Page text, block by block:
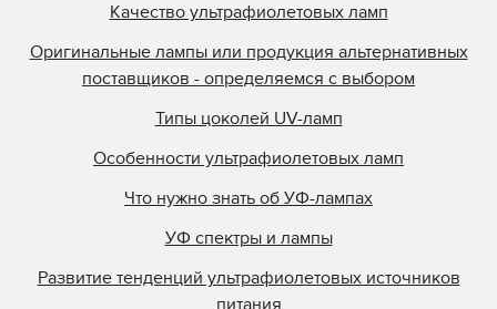
Качество ультрафиолетовых ламп
Оригинальные лампы или продукция альтернативных
поставщиков - определяемся с выбором
Типы цоколей UV-ламп
Особенности ультрафиолетовых ламп
Что нужно знать об УФ-лампах
УФ спектры и лампы
Развитие тенденций ультрафиолетовых источников